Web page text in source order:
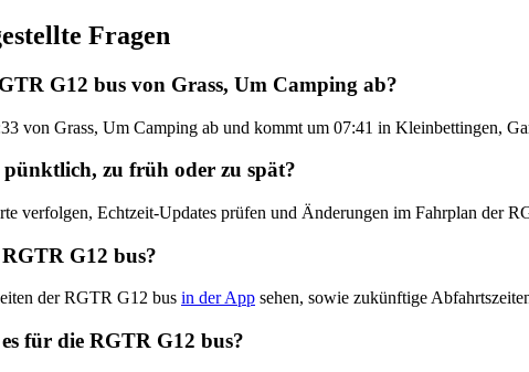
Fragen
G12 bus von Grass, Um Camping ab?
von Grass, Um Camping ab und kommt um 07:41 in Kleinbettingen,
zu früh oder zu spät?
verfolgen, Echtzeit-Updates prüfen und Änderungen im Fahrplan der
G12 bus?
der RGTR G12 bus in der App sehen, sowie zukünftige
für die RGTR G12 bus?